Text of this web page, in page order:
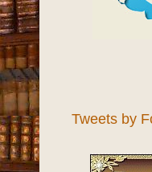
Tweets by